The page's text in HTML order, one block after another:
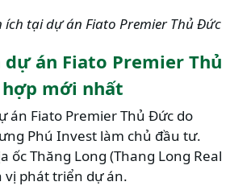
ích tại dự án Fiato Premier Thủ Đức
án Fiato Premier Thủ
mới nhất
án Fiato Premier Thủ Đức do
Phú Invest làm chủ đầu tư.
ốc Thăng Long (Thang Long Real
vị phát triển dự án.